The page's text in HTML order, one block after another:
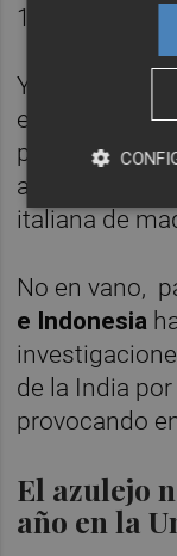
146% en
Y esta mejora
exportaciones
primer
años, según
italiana de
No en vano,
e Indonesia
de la India
provocando
El azulejo
año en la